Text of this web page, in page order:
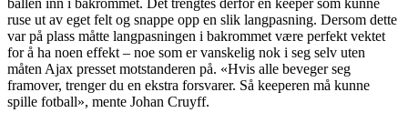
ruse ut av eget felt og snappe opp en slik langpasning. Dersom dette
var på plass måtte langpasningen i bakrommet være perfekt vektet
for å ha noen effekt – noe som er vanskelig nok i seg selv uten
måten Ajax presset motstanderen på. «Hvis alle beveger seg
framover, trenger du en ekstra forsvarer. Så keeperen må kunne
spille fotball», mente Johan Cruyff.